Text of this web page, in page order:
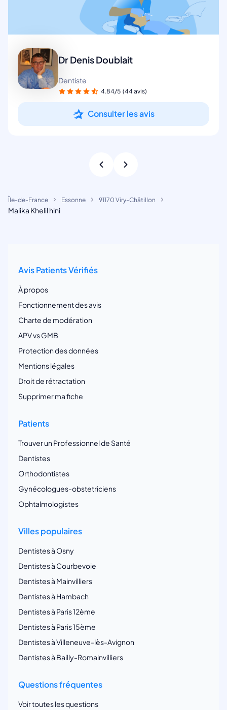
Dr Denis Doublait
Dentiste
4.84/5 (44 avis)
Consulter les avis
Île-de-France Essonne 91170 Viry-Châtillon
Malika Khelil hini
Avis Patients Vérifiés
À propos
Fonctionnement des avis
Charte de modération
APV vs GMB
Protection des données
Mentions légales
Droit de rétractation
Supprimer ma fiche
Patients
Trouver un Professionnel de Santé
Dentistes
Orthodontistes
Gynécologues-obstetriciens
Ophtalmologistes
Villes populaires
Dentistes à Osny
Dentistes à Courbevoie
Dentistes à Mainvilliers
Dentistes à Hambach
Dentistes à Paris 12ème
Dentistes à Paris 15ème
Dentistes à Villeneuve-lès-Avignon
Dentistes à Bailly-Romainvilliers
Questions fréquentes
Voir toutes les questions